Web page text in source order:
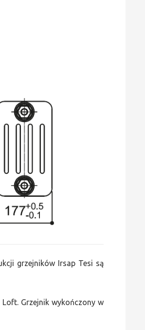
grzejników Irsap Tesi są
Grzejnik wykończony w